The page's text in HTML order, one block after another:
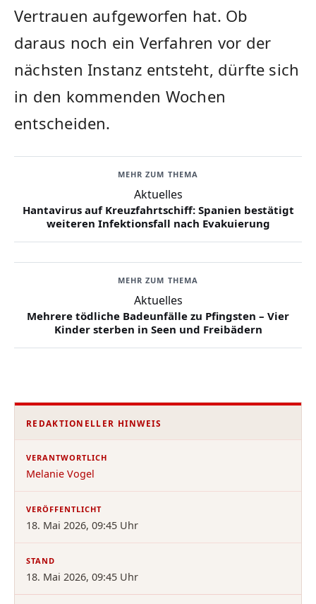
Vertrauen aufgeworfen hat. Ob
daraus noch ein Verfahren vor der
nächsten Instanz entsteht, dürfte sich
in den kommenden Wochen
entscheiden.
MEHR ZUM THEMA
Aktuelles
Hantavirus auf Kreuzfahrtschiff: Spanien bestätigt
weiteren Infektionsfall nach Evakuierung
MEHR ZUM THEMA
Aktuelles
Mehrere tödliche Badeunfälle zu Pfingsten – Vier
Kinder sterben in Seen und Freibädern
REDAKTIONELLER HINWEIS
VERANTWORTLICH
Melanie Vogel
VERÖFFENTLICHT
18. Mai 2026, 09:45 Uhr
STAND
18. Mai 2026, 09:45 Uhr